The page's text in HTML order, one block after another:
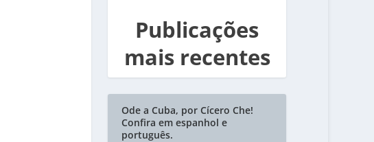
Publicações
mais recentes
Ode a Cuba, por Cícero Che!
Confira em espanhol e
português.